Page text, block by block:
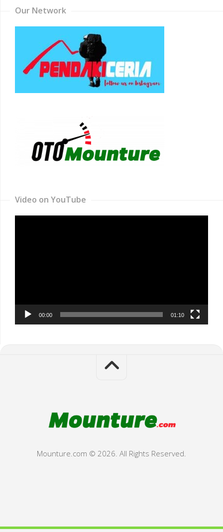
Our Network
Video on YouTube
00:00 01:10
Mounture.com © 2026. All Rights Reserved.